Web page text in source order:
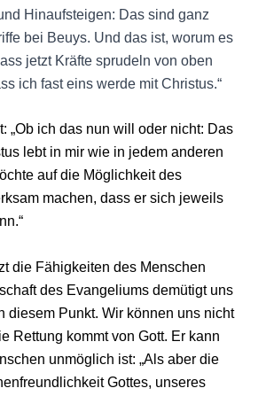
Hinaufsteigen: Das sind ganz
bei Beuys. Und das ist, worum es
jetzt Kräfte sprudeln von oben
ich fast eins werde mit Christus.“
„Ob ich das nun will oder nicht: Das
lebt in mir wie in jedem anderen
auf die Möglichkeit des
machen, dass er sich jeweils
die Fähigkeiten des Menschen
des Evangeliums demütigt uns
diesem Punkt. Wir können uns nicht
Rettung kommt von Gott. Er kann
unmöglich ist: „Als aber die
Gottes, unseres